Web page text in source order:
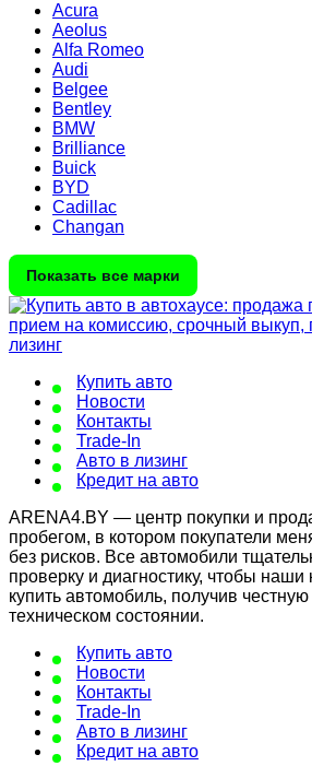
Acura
Aeolus
Alfa Romeo
Audi
Belgee
Bentley
BMW
Brilliance
Buick
BYD
Cadillac
Changan
Показать все марки
Купить авто
Новости
Контакты
Trade-In
Авто в лизинг
Кредит на авто
ARENA4.BY — центр покупки и
пробегом, в котором покупатели
без рисков. Все автомобили
проверку и диагностику, чтобы наши
купить автомобиль, получив
техническом состоянии.
Купить авто
Новости
Контакты
Trade-In
Авто в лизинг
Кредит на авто